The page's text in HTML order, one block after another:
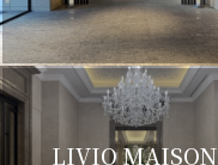
LIVIO MAISON